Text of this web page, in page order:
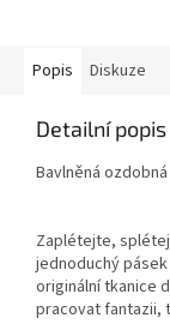
Popis Diskuze
Detailní
Bavlněná
Zaplétejte,
jednoduchý
originální tkanice
pracovat fantazii,